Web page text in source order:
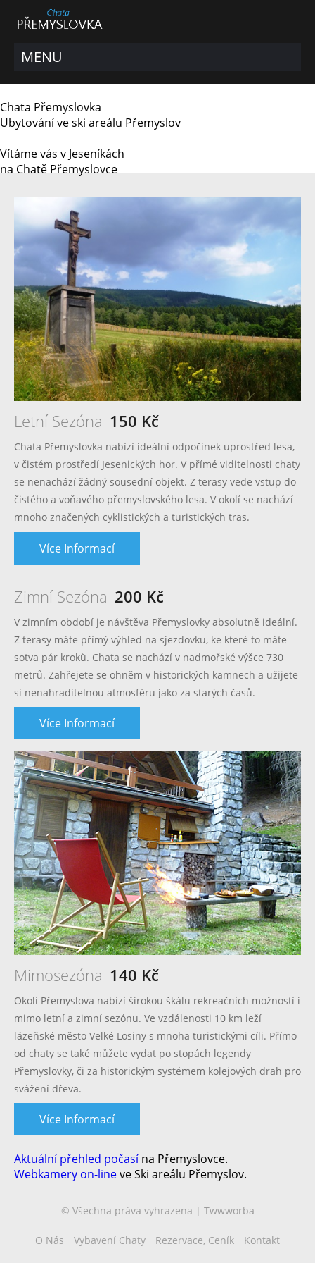
MENU
Chata Přemyslovka
Ubytování ve ski areálu Přemyslov
Vítáme vás v Jeseníkách
na Chatě Přemyslovce
Letní Sezóna 150 Kč
Chata Přemyslovka nabízí ideální odpočinek uprostřed lesa,
v čistém prostředí Jesenických hor. V přímé viditelnosti chaty
se nenachází žádný sousední objekt. Z terasy vede vstup do
čistého a voňavého přemyslovského lesa. V okolí se nachází
mnoho značených cyklistických a turistických tras.
Více Informací
Zimní Sezóna 200 Kč
V zimním období je návštěva Přemyslovky absolutně ideální.
Z terasy máte přímý výhled na sjezdovku, ke které to máte
sotva pár kroků. Chata se nachází v nadmořské výšce 730
metrů. Zahřejete se ohněm v historických kamnech a užijete
si nenahraditelnou atmosféru jako za starých časů.
Více Informací
Mimosezóna 140 Kč
Okolí Přemyslova nabízí širokou škálu rekreačních možností i
mimo letní a zimní sezónu. Ve vzdálenosti 10 km leží
lázeňské město Velké Losiny s mnoha turistickými cíli. Přímo
od chaty se také můžete vydat po stopách legendy
Přemyslovky, či za historickým systémem kolejových drah pro
svážení dřeva.
Více Informací
Aktuální přehled počasína Přemyslovce.
Webkamery on-lineve Ski areálu Přemyslov.
© Všechna práva vyhrazena | Twwworba
O Nás Vybavení Chaty Rezervace, Ceník Kontakt